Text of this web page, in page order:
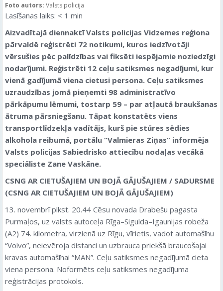
Foto autors: Valsts policija
Lasīšanas laiks: < 1 min
Aizvadītajā diennaktī Valsts policijas Vidzemes reģiona
pārvaldē reģistrēti 72 notikumi, kuros iedzīvotāji
vērsušies pēc palīdzības vai fiksēti iespējamie noziedzīgi
nodarījumi. Reģistrēti 12 ceļu satiksmes negadījumi, kur
vienā gadījumā viena cietusi persona. Ceļu satiksmes
uzraudzības jomā pieņemti 98 administratīvo
pārkāpumu lēmumi, tostarp 59 – par atļautā braukšanas
ātruma pārsniegšanu. Tāpat konstatēts viens
transportlīdzekļa vadītājs, kurš pie stūres sēdies
alkohola reibumā, portālu “Valmieras Ziņas” informēja
Valsts policijas Sabiedrisko attiecību nodaļas vecākā
speciāliste Zane Vaskāne.
CSNG AR CIETUŠAJIEM UN BOJĀ GĀJUŠAJIEM / SADURSME
(CSNG AR CIETUŠAJIEM UN BOJĀ GĀJUŠAJIEM)
13. novembrī plkst. 20.44 Cēsu novada Drabešu pagasta
Purmaļos, uz valsts autoceļa Rīga–Sigulda–Igaunijas robeža
(A2) 74. kilometra, virzienā uz Rīgu, vīrietis, vadot automašīnu
“Volvo”, neievēroja distanci un uzbrauca priekšā braucošajai
kravas automašīnai “MAN”. Ceļu satiksmes negadījumā cieta
viena persona. Noformēts ceļu satiksmes negadījuma
reģistrācijas protokols.